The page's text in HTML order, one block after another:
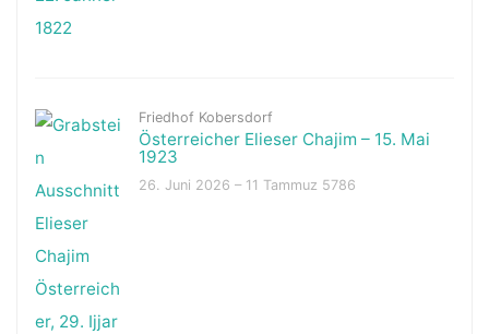
Friedhof Kobersdorf
Österreicher Elieser Chajim – 15. Mai
1923
26. Juni 2026 – 11 Tammuz 5786